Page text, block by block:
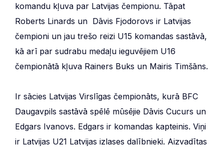
komandu kļuva par Latvijas čempionu. Tāpat
Roberts Linards un Dāvis Fjodorovs ir Latvijas
čempioni un jau trešo reizi U15 komandas sastāvā,
kā arī par sudrabu medaļu ieguvējiem U16
čempionātā kļuva Rainers Buks un Mairis Timšāns.
Ir sācies Latvijas Virslīgas čempionāts, kurā BFC
Daugavpils sastāvā spēlē mūsējie Dāvis Cucurs un
Edgars Ivanovs. Edgars ir komandas kapteinis. Viņi
ir Latvijas U21 Latvijas izlases dalībnieki. Aizvadītas